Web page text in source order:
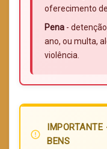
oferecimento
Pena -
ano, ou multa,
violência.
error_outline
IMPORTANTE
BENS